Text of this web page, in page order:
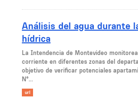
Análisis del agua durante
hídrica
La Intendencia de Montevideo
corriente en diferentes zonas del
objetivo de verificar potenciales
N°...
url